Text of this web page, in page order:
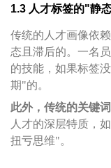
1.3 人才标签的"静
传统的人才画像依
态且滞后的。一名
的技能，如果标签
期"的。
此外，传统的关键
人才的深层特质，
扭亏思维"。